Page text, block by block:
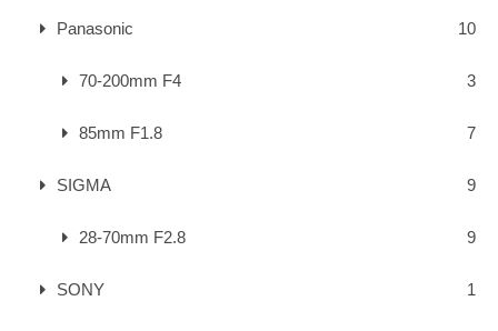
Panasonic 10
70-200mm F4 3
85mm F1.8 7
SIGMA 9
28-70mm F2.8 9
SONY 1